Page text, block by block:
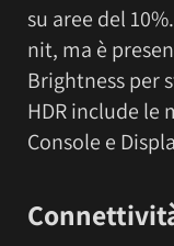
su aree del
nit, ma è
Brightness per
HDR include le
Console e